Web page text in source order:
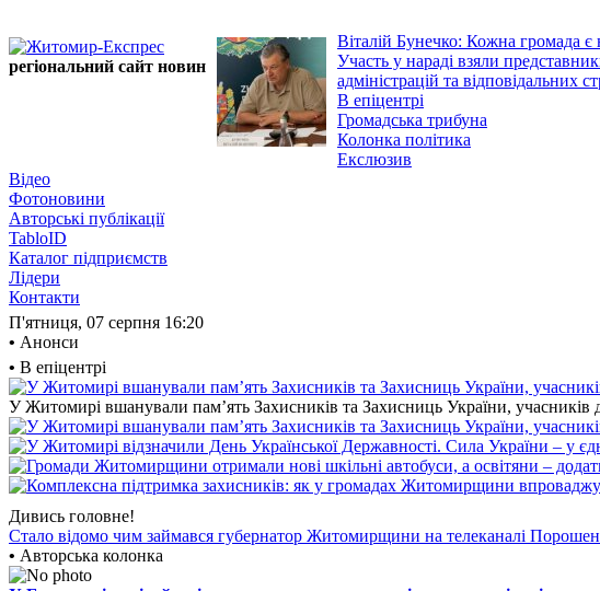
регіональний сайт новин
Віталій Бунечко: Кожна громада
Участь у нараді взяли
адміністрацій та відповідальних
В епіцентрі
Громадська трибуна
Колонка політика
Екслюзив
Відео
Фотоновини
Авторські публікації
TabloID
Каталог підприємств
Лідери
Контакти
П'ятниця, 07 серпня 16:20
• Анонси
• В епіцентрі
У Житомирі вшанували пам’ять Захисників та Захисниць України, учасників
Дивись головне!
Стало відомо чим займався губернатор Житомирщини на телеканалі
• Авторська колонка